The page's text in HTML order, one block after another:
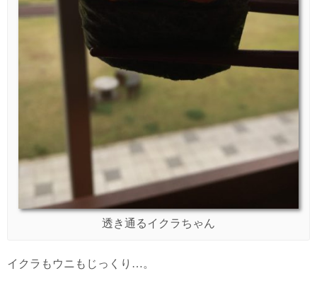
透き通るイクラちゃん
イクラもウニもじっくり…。